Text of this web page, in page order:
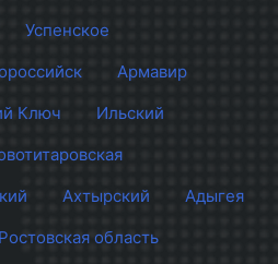
Успенское
Армавир
Ключ
Ильский
Ахтырский
Адыгея
Ростовская область